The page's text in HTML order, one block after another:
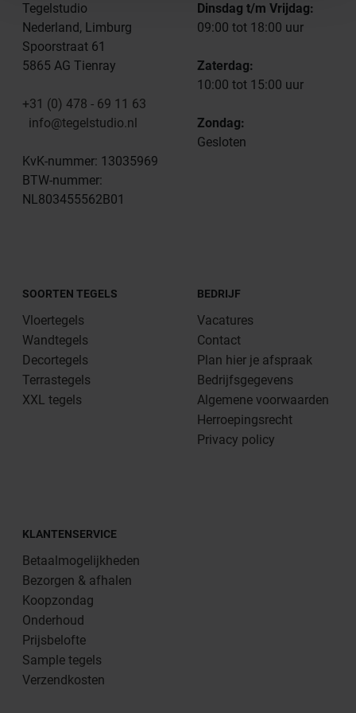
Tegelstudio
Nederland, Limburg
Spoorstraat 61
5865 AG Tienray
+31 (0) 478 - 69 11 63
info@tegelstudio.nl
KvK-nummer: 13035969
BTW-nummer:
NL803455562B01
Dinsdag t/m Vrijdag:
09:00 tot 18:00 uur
Zaterdag:
10:00 tot 15:00 uur
Zondag:
Gesloten
SOORTEN TEGELS
Vloertegels
Wandtegels
Decortegels
Terrastegels
XXL tegels
BEDRIJF
Vacatures
Contact
Plan hier je afspraak
Bedrijfsgegevens
Algemene voorwaarden
Herroepingsrecht
Privacy policy
KLANTENSERVICE
Betaalmogelijkheden
Bezorgen & afhalen
Koopzondag
Onderhoud
Prijsbelofte
Sample tegels
Verzendkosten